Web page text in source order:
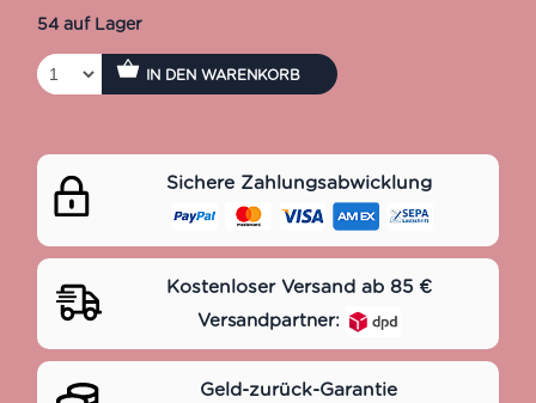
54 auf Lager
IN DEN WARENKORB
Sichere Zahlungsabwicklung
Kostenloser Versand ab 85 €
Versandpartner:
Geld-zurück-Garantie